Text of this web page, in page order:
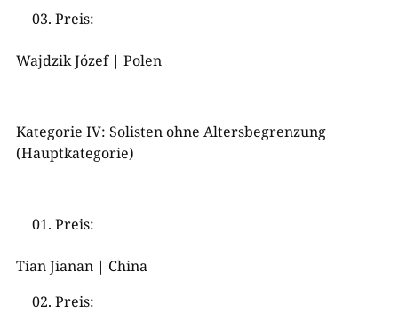
Preis:
Wajdzik Józef | Polen
Kategorie IV: Solisten ohne Altersbegrenzung
(Hauptkategorie)
Preis:
Tian Jianan | China
Preis: